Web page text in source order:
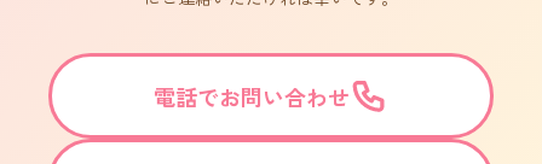
電話でお問い合わせ